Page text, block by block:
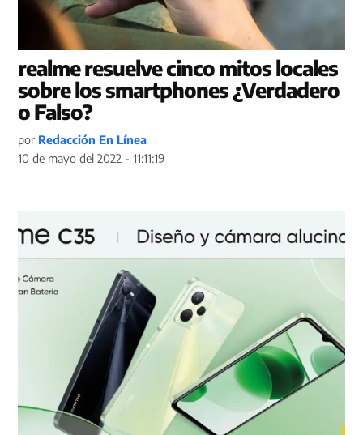
realme resuelve cinco mitos locales
sobre los smartphones ¿Verdadero
o Falso?
por Redacción En Línea
10 de mayo del 2022 - 11:11:19